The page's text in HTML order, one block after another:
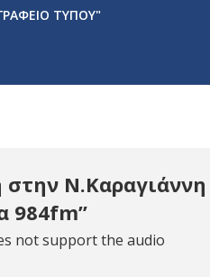
ΤΥΠΟΥ"
στην Ν.Καραγιάννη
984fm”
not support the audio